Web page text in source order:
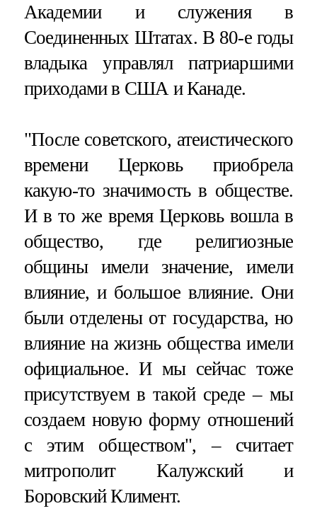
Академии и служения в
Соединенных Штатах. В 80-е годы
владыка управлял патриаршими
приходами в США и Канаде.
"После советского, атеистического
времени Церковь приобрела
какую-то значимость в обществе.
И в то же время Церковь вошла в
общество, где религиозные
общины имели значение, имели
влияние, и большое влияние. Они
были отделены от государства, но
влияние на жизнь общества имели
официальное. И мы сейчас тоже
присутствуем в такой среде – мы
создаем новую форму отношений
с этим обществом", – считает
митрополит Калужский и
Боровский Климент.